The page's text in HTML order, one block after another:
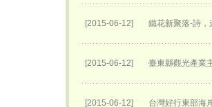
[2015-06-12] 鐵花新聚落-詩
[2015-06-12] 臺東縣觀光產業
[2015-06-12] 台灣好行東部海